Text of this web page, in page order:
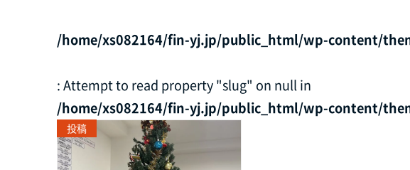
/home/xs082164/fin-yj.jp/public_html/wp-content/
: Attempt to read property "slug" on null in
/home/xs082164/fin-yj.jp/public_html/wp-content/
投稿